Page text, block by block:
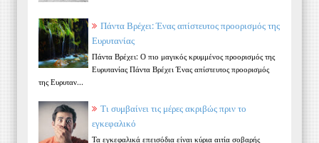
Πάντα Βρέχει: Ένας απίστευτος προορισμός της
Ευρυτανίας
Πάντα Βρέχει: Ο πιο μαγικός κρυμμένος προορισμός της
Ευρυτανίας Πάντα Βρέχει Ένας απίστευτος προορισμός
της Ευρυταν...
Τι συμβαίνει τις μέρες ακριβώς πριν το
εγκεφαλικό
Τα εγκεφαλικά επεισόδια είναι κύρια αιτία σοβαρής